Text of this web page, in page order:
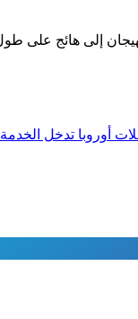
الهيجان إلى هائج على
تدخل الخدمة